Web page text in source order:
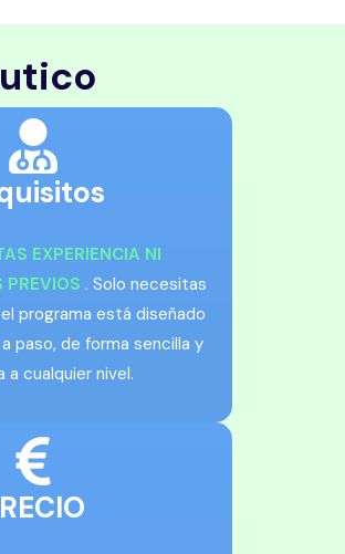
EXPERIENCIA NI
PREVIOS . Solo necesitas
programa está diseñado
paso, de forma sencilla y
a cualquier nivel.